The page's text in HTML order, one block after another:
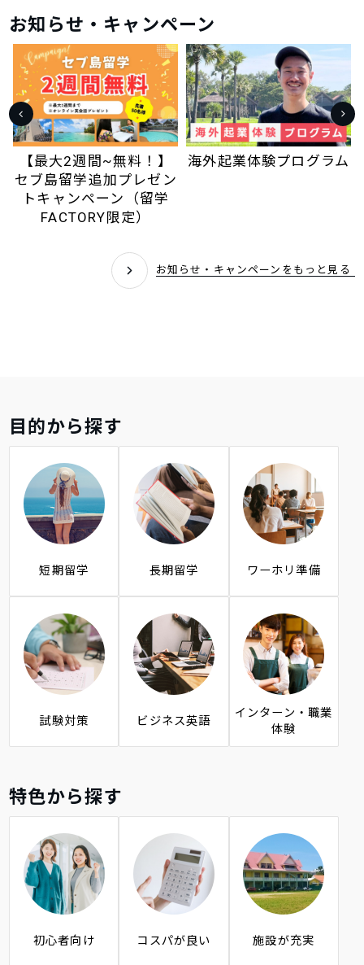
お知らせ・キャンペーン
【最大2週間~無料！】
セブ島留学追加プレゼン
トキャンペーン（留学
FACTORY限定）
海外起業体験プログラム
お知らせ・キャンペーンをもっと見る
目的から探す
短期留学 長期留学 ワーホリ準備
試験対策 ビジネス英語
インターン・職業
体験
特色から探す
初心者向け コスパが良い 施設が充実